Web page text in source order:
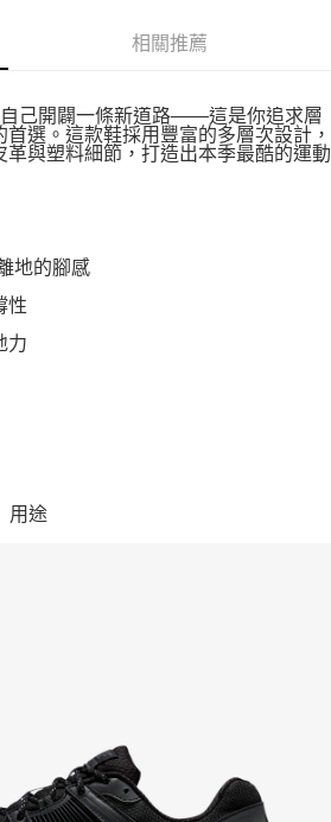
相關推薦
自己開闢一條新道路——這是你追求層
選。這款鞋採用豐富的多層次設計，
與塑料細節，打造出本季最酷的運動
地的腳感
性
力
用途